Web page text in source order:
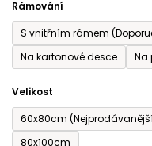
Rámování
S vnitřním rámem
Na kartonové desce
Na
Velikost
60x80cm
80x100cm
5
hvězdiček.